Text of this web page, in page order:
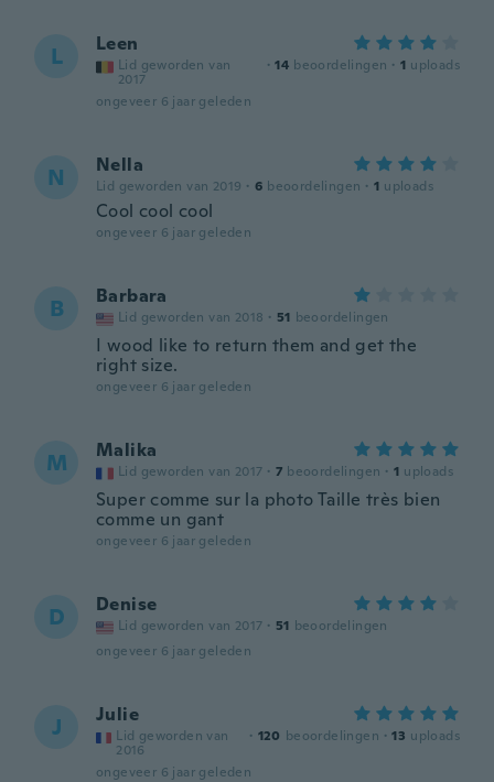
L Leen
Lid geworden van
2017
· 14 beoordelingen · 1 uploads
ongeveer 6 jaar geleden
N Nella
Lid geworden van 2019 · 6 beoordelingen · 1 uploads
Cool cool cool
ongeveer 6 jaar geleden
B Barbara
Lid geworden van 2018 · 51 beoordelingen
I wood like to return them and get the
right size.
ongeveer 6 jaar geleden
M Malika
Lid geworden van 2017 · 7 beoordelingen · 1 uploads
Super comme sur la photo Taille très bien
comme un gant
ongeveer 6 jaar geleden
D Denise
Lid geworden van 2017 · 51 beoordelingen
ongeveer 6 jaar geleden
J Julie
Lid geworden van
2016
· 120 beoordelingen · 13 uploads
ongeveer 6 jaar geleden